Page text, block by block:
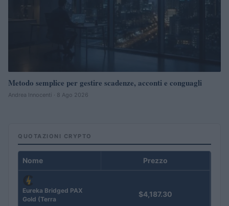
Metodo semplice per gestire scadenze, acconti e conguagli
Andrea Innocenti · 8 Ago 2026
QUOTAZIONI CRYPTO
Nome Prezzo
Eureka Bridged PAX
Gold (Terra
$4,187.30